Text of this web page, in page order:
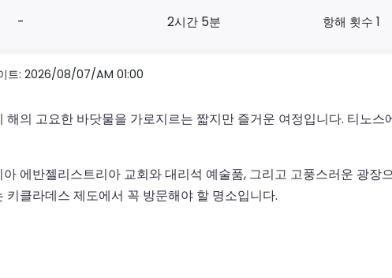
- 2시간 5분 항해 횟수 1
트: 2026/08/07/AM 01:00
의 고요한 바닷물을 가로지르는 짧지만 즐거운 여정입니다. 티노
에반젤리스트리아 교회와 대리석 예술품, 그리고 고풍스러운 광장
클라데스 제도에서 꼭 방문해야 할 명소입니다.